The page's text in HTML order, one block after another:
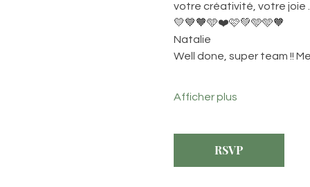
votre créativité, votre joie
💛💙🧡🩵❤️🩷💚🩵🩵🧡
Natalie
Well done, super team !!
Afficher plus
RSVP